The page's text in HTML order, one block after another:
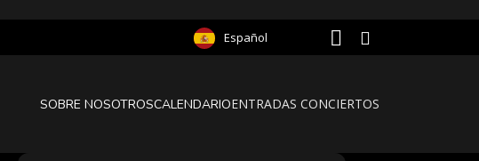
Español
SOBRE NOSOTROSCALENDARIOENTRADAS CONCIERTOS